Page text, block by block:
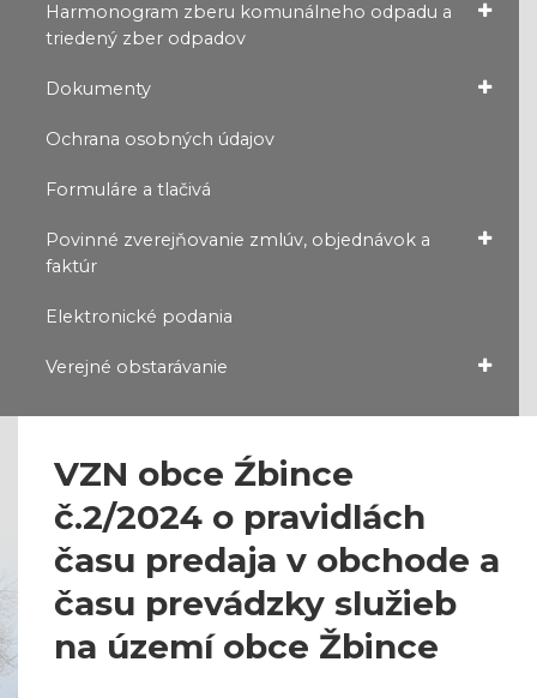
Harmonogram zberu komunálneho odpadu a
triedený zber odpadov
Dokumenty
Ochrana osobných údajov
Formuláre a tlačivá
Povinné zverejňovanie zmlúv, objednávok a
faktúr
Elektronické podania
Verejné obstarávanie
VZN obce Źbince
č.2/2024 o pravidlách
času predaja v obchode a
času prevádzky služieb
na území obce Žbince